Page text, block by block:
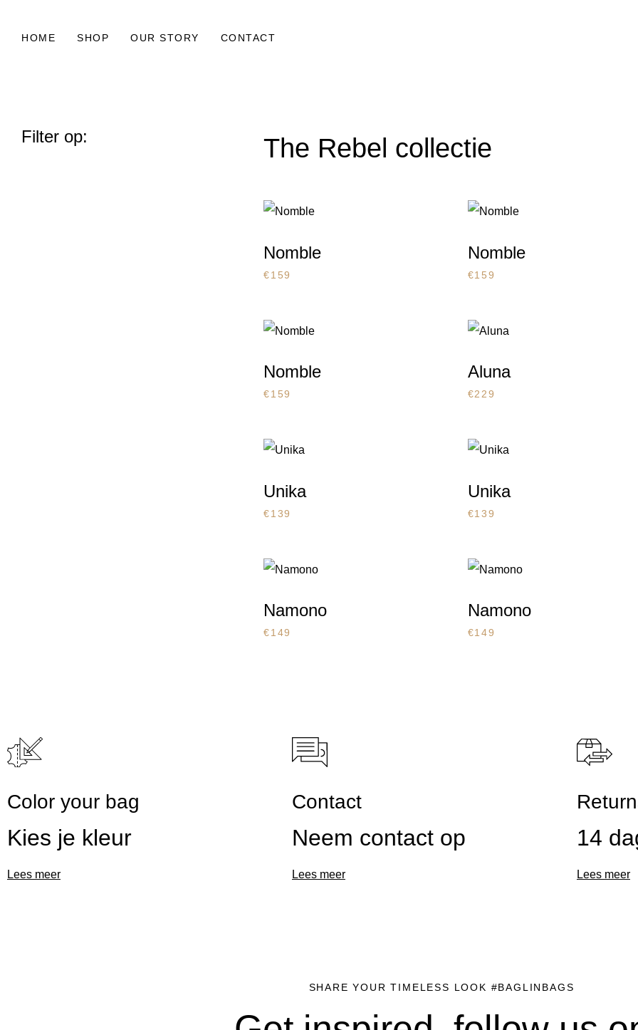
HOME SHOP OUR STORY CONTACT
Filter op: The Rebel collectie
Nomble
€159
Nomble
€159
Nomble
€159
Aluna
€229
Unika
€139
Unika
€139
Namono
€149
Namono
€149
Color your bag
Kies je kleur
Lees meer
Contact
Neem contact op
Lees meer
14
Lees meer
SHARE YOUR TIMELESS LOOK #BAGLINBAGS